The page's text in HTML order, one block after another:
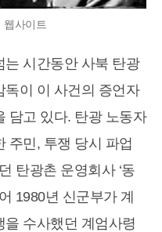
웹사이트
는 시간동안 사북 탄광
독이 이 사건의 증언자
담고 있다. 탄광 노동자
주민, 투쟁 당시 파업
탄광촌 운영회사 ‘동
1980년 신군부가 계
수사했던 계엄사령